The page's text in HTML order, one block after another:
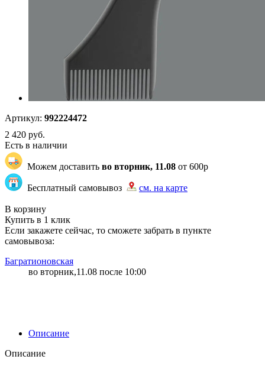
Артикул: 992224472
2 420 руб.
Есть в наличии
Можем доставить во вторник, 11.08 от 600р
Бесплатный самовывоз
см. на карте
В корзину
Купить в 1 клик
Если закажете сейчас, то сможете забрать в пункте
самовывоза:
Багратионовская
во вторник,11.08 после 10:00
Описание
Описание